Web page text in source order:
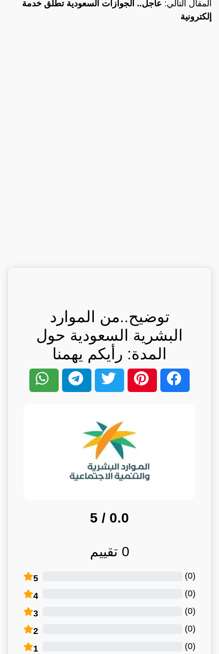
المقال التالي: عاجل.. الجوازات السعودية تطلق خدمة
إلكترونية
توضيح..من الموارد
البشرية السعودية حول
المدة: رأيكم يهمنا
0.0
/ 5
0 تقييم
5 (
0
)
4 (
0
)
3 (
0
)
2 (
0
)
1 (
0
)